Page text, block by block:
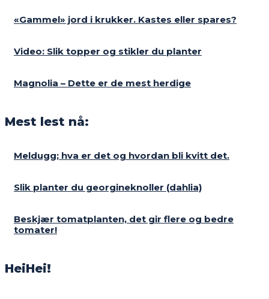
«Gammel» jord i krukker. Kastes eller spares?
Video: Slik topper og stikler du planter
Magnolia – Dette er de mest herdige
Mest lest nå:
Meldugg; hva er det og hvordan bli kvitt det.
Slik planter du georgineknoller (dahlia)
Beskjær tomatplanten, det gir flere og bedre
tomater!
HeiHei!